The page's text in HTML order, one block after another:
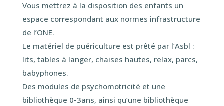
Vous mettrez à la disposition des enfants un
espace correspondant aux normes infrastructure
de l’ONE.
Le matériel de puériculture est prêté par l’Asbl :
lits, tables à langer, chaises hautes, relax, parcs,
babyphones.
Des modules de psychomotricité et une
bibliothèque 0-3ans, ainsi qu’une bibliothèque